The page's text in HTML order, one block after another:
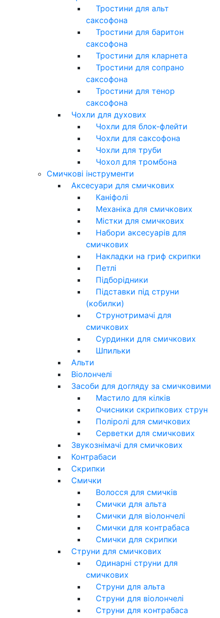
Тростини для альт
саксофона
Тростини для баритон
саксофона
Тростини для кларнета
Тростини для сопрано
саксофона
Тростини для тенор
саксофона
Чохли для духових
Чохли для блок-флейти
Чохли для саксофона
Чохли для труби
Чохол для тромбона
Смичкові інструменти
Аксесуари для смичкових
Каніфолі
Механіка для смичкових
Містки для смичкових
Набори аксесуарів для
смичкових
Накладки на гриф скрипки
Петлі
Підборідники
Підставки під струни
(кобилки)
Струнотримачі для
смичкових
Сурдинки для смичкових
Шпильки
Альти
Віолончелі
Засоби для догляду за смичковими
Мастило для кілків
Очисники скрипкових струн
Поліролі для смичкових
Серветки для смичкових
Звукознімачі для смичкових
Контрабаси
Скрипки
Смички
Волосся для смичків
Смички для альта
Смички для віолончелі
Смички для контрабаса
Смички для скрипки
Струни для смичкових
Одинарні струни для
смичкових
Струни для альта
Струни для віолончелі
Струни для контрабаса